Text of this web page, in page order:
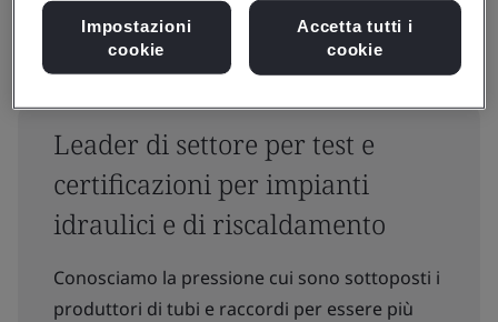
Leader di settore per test e
certificazioni per impianti
idraulici e di riscaldamento
Conosciamo la pressione cui sono sottoposti i
produttori di tubi e raccordi per essere più
Impostazioni
cookie
Accetta tutti i
cookie